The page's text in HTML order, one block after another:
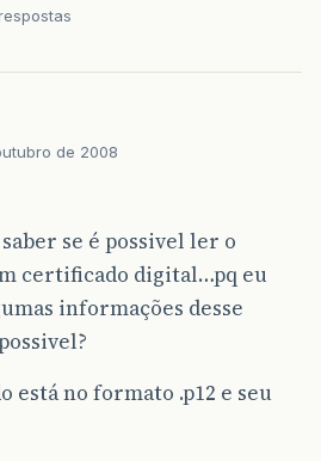
de 2008
se é possivel ler o
certificado digital…pq eu
informações desse
está no formato .p12 e seu